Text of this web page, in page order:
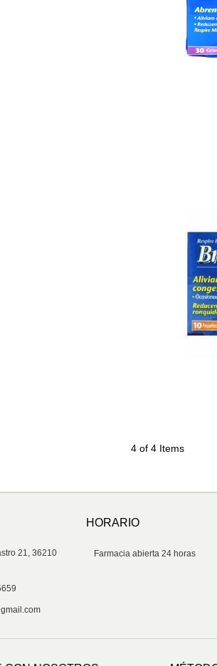
4 of 4 Items
21, 36210
HORARIO
Farmacia abierta 24 horas